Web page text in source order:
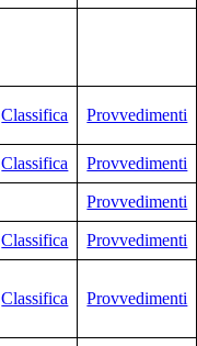
Classifica Provvedimenti
Classifica Provvedimenti
Provvedimenti
Classifica Provvedimenti
Classifica Provvedimenti